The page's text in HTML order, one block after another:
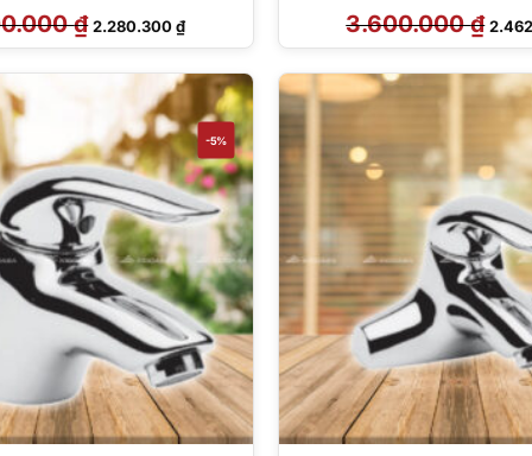
₫ Giá
gốc
là:
2.280.300₫Giá
hiện
tại
2.280.300 ₫.
3.600.000₫ Giá
gốc
là:
-5%